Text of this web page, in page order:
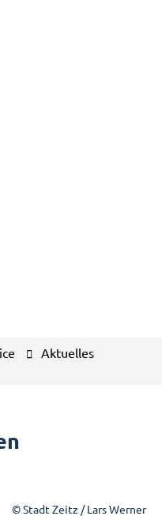
Aktuelles
© Stadt Zeitz / Lars Werner